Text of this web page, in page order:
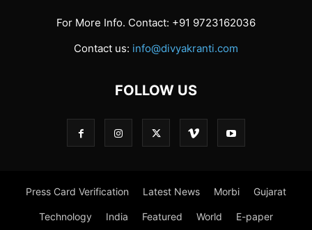
For More Info. Contact: +91 9723162036
Contact us: info@divyakranti.com
FOLLOW US
Press Card Verification Latest News Morbi Gujarat
Technology India Featured World E-paper